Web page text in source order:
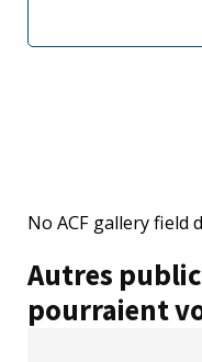
No ACF gallery field
Autres
pourraient